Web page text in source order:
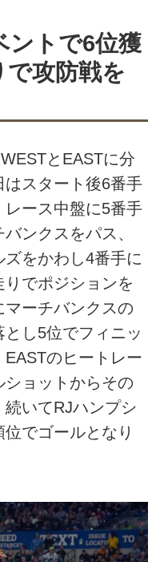
ントで6位獲
攻防戦を
とEASTに分
スタート後6番手
レース中盤に5番手
ンクスをパス、
をかわし4番手に
でポジションを
ーチバンクスの
し5位でフィニッ
のヒートレー
ョットからその
いてRJハンプシ
でゴールとなり